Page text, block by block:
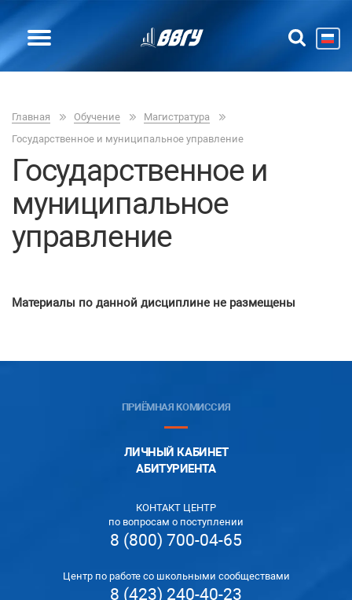
Главная Обучение
Магистратура
Государственное и муниципальное управление
Государственное и
муниципальное
управление
Материалы по данной дисциплине не размещены
ПРИЁМНАЯ КОМИССИЯ
ЛИЧНЫЙ КАБИНЕТ
АБИТУРИЕНТА
КОНТАКТ ЦЕНТР
по вопросам о поступлении
8 (800) 700-04-65
Центр по работе со школьными сообществами
8 (423) 240-40-23